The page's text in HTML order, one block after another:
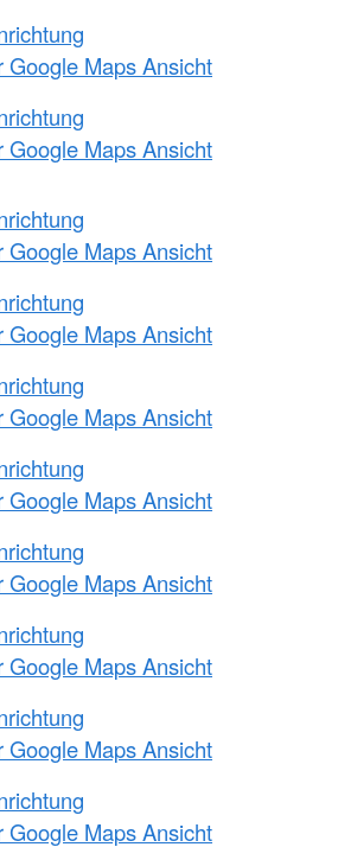
Google Maps Ansicht
Google Maps Ansicht
Google Maps Ansicht
Google Maps Ansicht
Google Maps Ansicht
Google Maps Ansicht
Google Maps Ansicht
Google Maps Ansicht
Google Maps Ansicht
Google Maps Ansicht